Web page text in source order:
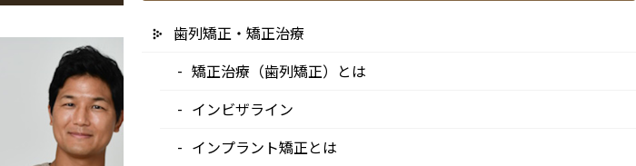
むし歯治療
歯列矯正・矯正治療
矯正治療（歯列矯正）とは
インビザライン
インプラント矯正とは